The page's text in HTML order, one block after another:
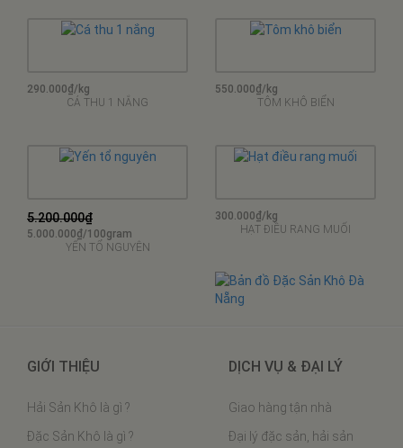
290.000₫/kg
CÁ THU 1 NẮNG
550.000₫/kg
TÔM KHÔ BIỂN
5.200.000₫
5.000.000₫/100gram
YẾN TỔ NGUYÊN
300.000₫/kg
HẠT ĐIỀU RANG MUỐI
GIỚI THIỆU
Hải Sản Khô là gì ?
Đặc Sản Khô là gì ?
DỊCH VỤ & ĐẠI LÝ
Giao hàng tận nhà
Đại lý đặc sản, hải sản